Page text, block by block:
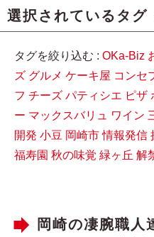
選択されているタグ
タグを絞り込む : OKa-Biz
ズ グルメ ケーキ屋 コンセ
フ チーズ パティシエ ピザ
ー マックスバリュ ワイン
開発 小豆 岡崎市 情報発信
福寿園 秋の味覚 緑ヶ丘 解
岡崎の凄腕職人